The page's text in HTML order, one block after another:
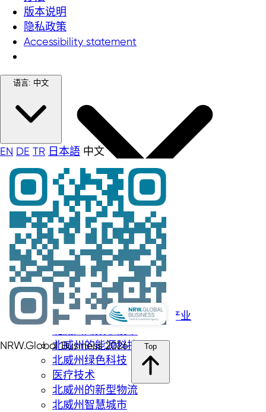
航空航天
生物技術
网络安全
北威州的化学品和新材料产业
北威州的能源科技
北威州绿色科技
医疗技术
北威州的新型物流
北威州智慧城市
版本说明
隐私政策
Accessibility statement
语言: 中文
EN DE TR 日本語 中文
NRW.Global Business 2026 Top